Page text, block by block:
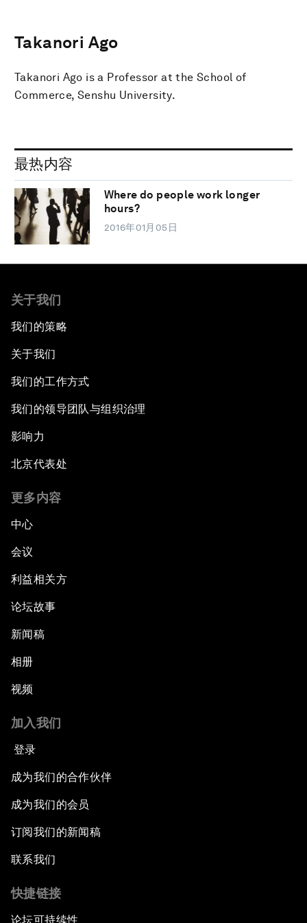
Takanori Ago
Takanori Ago is a Professor at the School of
Commerce, Senshu University.
最热内容
Where do people work longer
hours?
2016年01月05日
关于我们
我们的策略
关于我们
我们的工作方式
我们的领导团队与组织治理
影响力
北京代表处
更多内容
中心
会议
利益相关方
论坛故事
新闻稿
相册
视频
加入我们
登录
成为我们的合作伙伴
成为我们的会员
订阅我们的新闻稿
联系我们
快捷链接
论坛可持续性